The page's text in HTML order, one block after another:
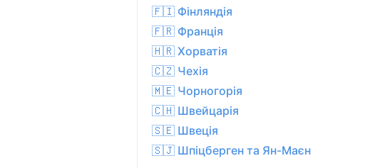
🇫🇮 Фінляндія
🇫🇷 Франція
🇭🇷 Хорватія
🇨🇿 Чехiя
🇲🇪 Чорногорія
🇨🇭 Швейцарія
🇸🇪 Швеція
🇸🇯 Шпіцберген та Ян-Маєн